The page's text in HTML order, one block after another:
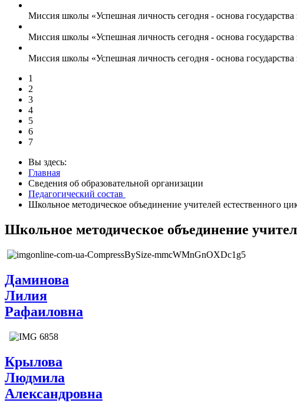
Миссия школы «Успешная личность сегодня - основа государства
Миссия школы «Успешная личность сегодня - основа государства
Миссия школы «Успешная личность сегодня - основа государства
1
2
3
4
5
6
7
Вы здесь:
Главная
Сведения об образовательной организации
Педагогический состав
Школьное методическое объединение учителей естественного
Школьное методическое объединение
Даминова
Лилия
Рафаиловна
Крылова
Людмила
Александровна